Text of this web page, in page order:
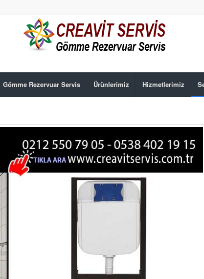
Gömme Rezervuar Servis Ürünlerimiz Hizmetlerimiz